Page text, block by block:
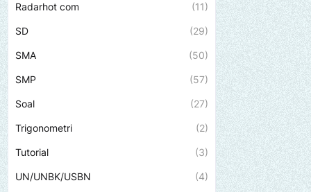
Radarhot com (11)
SD (29)
SMA (50)
SMP (57)
Soal (27)
Trigonometri (2)
Tutorial (3)
UN/UNBK/USBN (4)